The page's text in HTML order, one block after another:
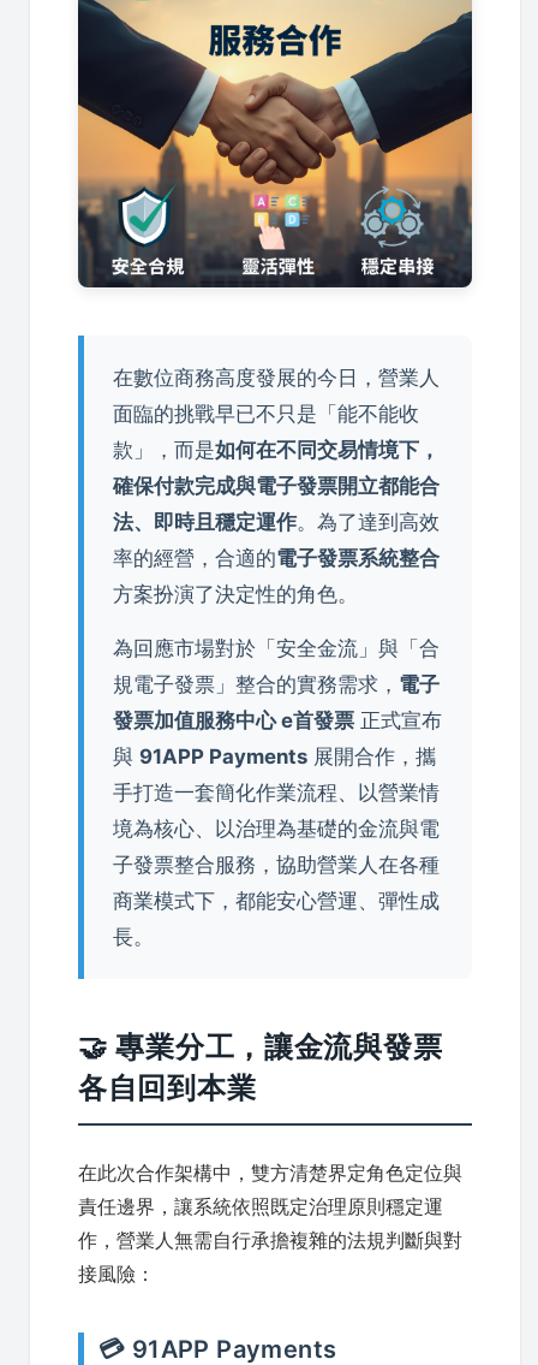
在數位商務高度發展的今日，營業人
面臨的挑戰早已不只是「能不能收
款」，而是如何在不同交易情境下，
確保付款完成與電子發票開立都能合
法、即時且穩定運作。為了達到高效
率的經營，合適的電子發票系統整合
方案扮演了決定性的角色。
為回應市場對於「安全金流」與「合
規電子發票」整合的實務需求， 電子
發票加值服務中心 e首發票 正式宣布
與 91APP Payments 展開合作，攜
手打造一套簡化作業流程、以營業情
境為核心、以治理為基礎的金流與電
子發票整合服務，協助營業人在各種
商業模式下，都能安心營運、彈性成
長。
🤝 專業分工，讓金流與發票
各自回到本業
在此次合作架構中，雙方清楚界定角色定位與
責任邊界，讓系統依照既定治理原則穩定運
作，營業人無需自行承擔複雜的法規判斷與對
接風險：
💳 91APP Payments